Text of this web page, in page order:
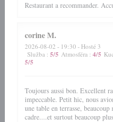
Restaurant a recommander.
corineM
2026-08-02 - 19:30 - Hosté 3
Služba : 5/5 Atmosféra : 4/5
5/5
Toujours aussi bon. Excellent
impeccable. Petit hic, nous
une table en terrasse,
cadre....et surtout beaucoup